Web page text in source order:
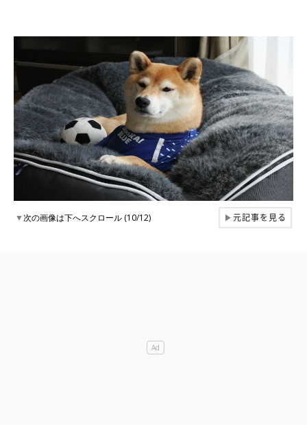
▼次の画像は下へスクロール (10/12) ▶元記事を見る